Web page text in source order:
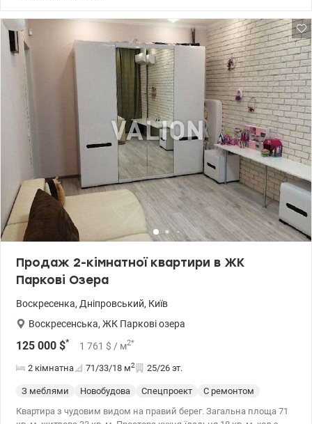
студія. 044 200 10 80 valion.ua/1140476
Продаж 2-кімнатної квартири в ЖК
Паркові Озера
Воскресенка, Дніпровський, Київ
Воскресенська, ЖК Паркові озера
125 000 $* 1 761 $ / м2*
2 кімнатна 71/33/18 м2 25/26 эт.
З меблями Новобудова Спецпроект
С ремонтом
Квартира з чудовим видом на правий берег. Загальна площа 71